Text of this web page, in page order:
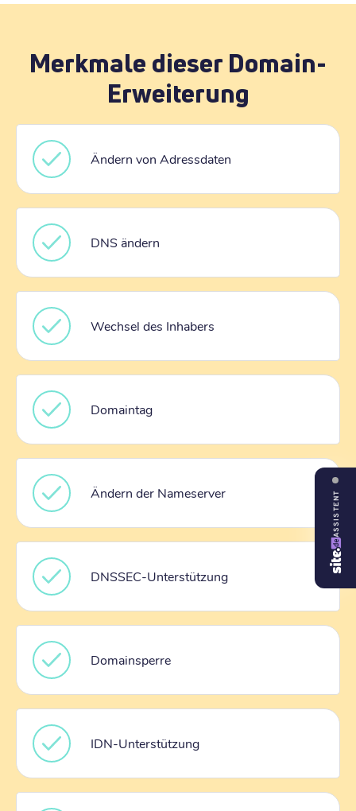
Merkmale dieser Domain-
Erweiterung
Ändern von Adressdaten
DNS ändern
Wechsel des Inhabers
Domaintag
Ändern der Nameserver
DNSSEC-Unterstützung
Domainsperre
IDN-Unterstützung
ASSISTENT